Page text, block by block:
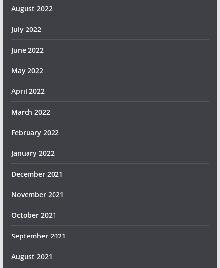
August 2022
July 2022
June 2022
May 2022
April 2022
March 2022
February 2022
January 2022
December 2021
November 2021
October 2021
September 2021
August 2021